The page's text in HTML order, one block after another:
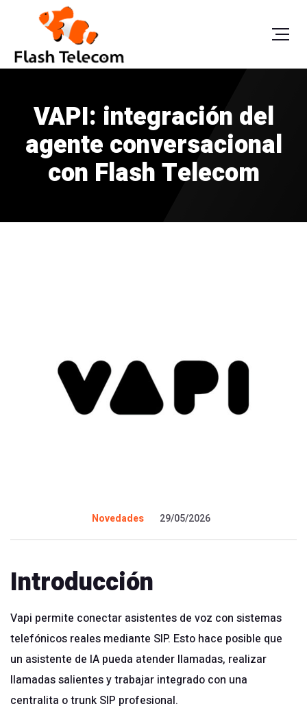
VAPI: integración del
agente conversacional
con Flash Telecom
Novedades 29/05/2026
Introducción
Vapi permite conectar asistentes de voz con sistemas
telefónicos reales mediante SIP. Esto hace posible que
un asistente de IA pueda atender llamadas, realizar
llamadas salientes y trabajar integrado con una
centralita o trunk SIP profesional.